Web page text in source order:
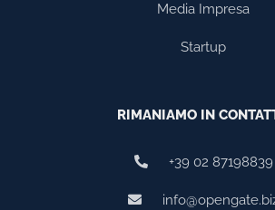
Media Impresa
Startup
RIMANIAMO IN
+39 02 87198839